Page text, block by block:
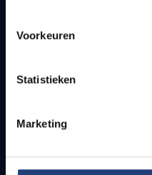
Voorkeuren
Statistieken
Marketing
Bereikbaarheid